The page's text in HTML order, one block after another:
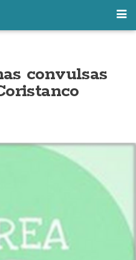
convulsas